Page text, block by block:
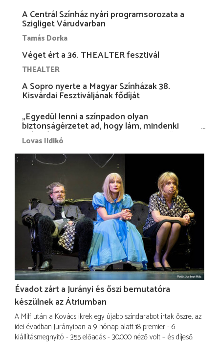
A Centrál Színház nyári programsorozata a
Szigliget Várudvarban
Tamás Dorka
Véget ért a 36. THEALTER fesztivál
THEALTER
A Sopro nyerte a Magyar Színházak 38.
Kisvárdai Fesztiváljának fődíját
„Egyedül lenni a színpadon olyan
biztonságérzetet ad, hogy lám, mindenki
más nélkül is megvagyok magammal…”
Lovas Ildikó
Évadot zárt a Jurányi és őszi bemutatóra
készülnek az Átriumban
A Milf után a Kovács ikrek egy újabb színdarabot írtak őszre, az
idei évadban Jurányiban a 9 hónap alatt 18 premier - 6
kiállításmegnyitó - 355 előadás - 30.000 néző volt – és díjeső.